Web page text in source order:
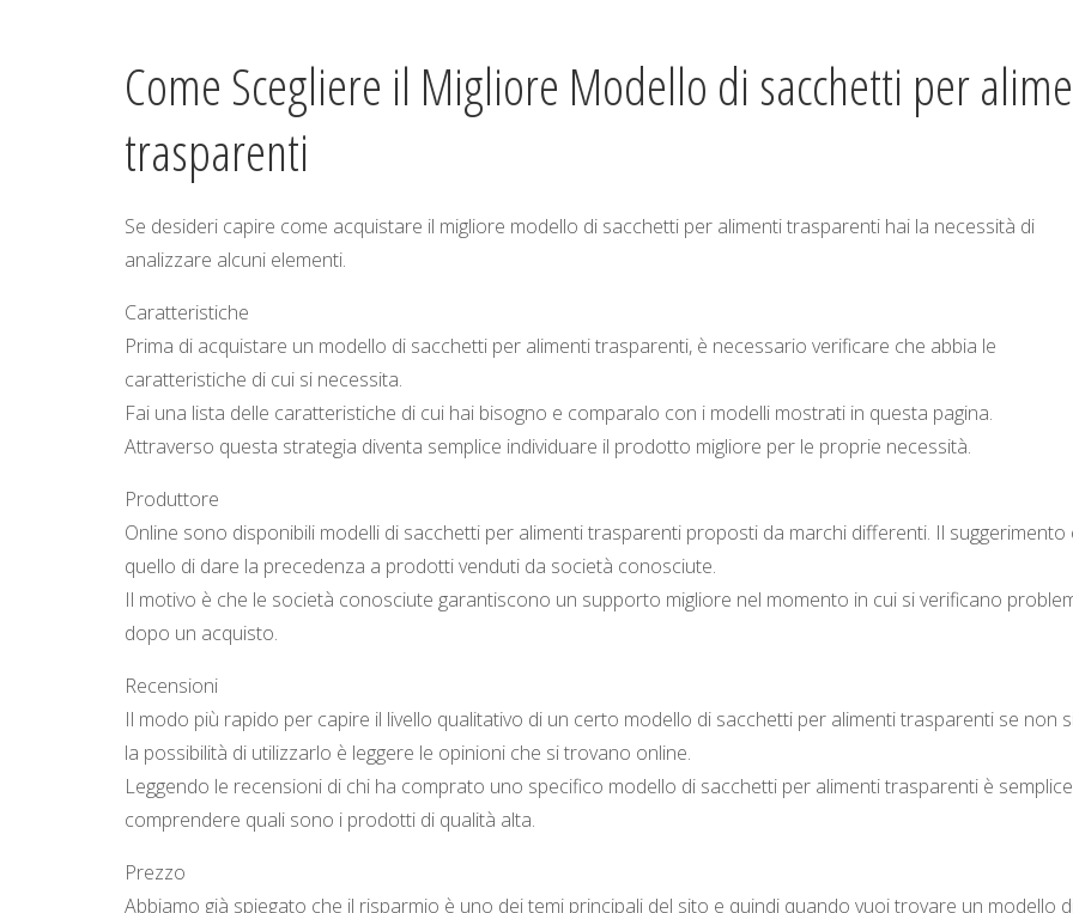
Come Scegliere il Migliore Modello di sacchetti per
trasparenti
Se desideri capire come acquistare il migliore modello di sacchetti per alimenti trasparenti hai la necessità di
analizzare alcuni elementi.
Caratteristiche
Prima di acquistare un modello di sacchetti per alimenti trasparenti, è necessario verificare che abbia le
caratteristiche di cui si necessita.
Fai una lista delle caratteristiche di cui hai bisogno e comparalo con i modelli mostrati in questa pagina.
Attraverso questa strategia diventa semplice individuare il prodotto migliore per le proprie necessità.
Produttore
Online sono disponibili modelli di sacchetti per alimenti trasparenti proposti da marchi differenti. Il suggerimento
quello di dare la precedenza a prodotti venduti da società conosciute.
Il motivo è che le società conosciute garantiscono un supporto migliore nel momento in cui si verificano
dopo un acquisto.
Recensioni
Il modo più rapido per capire il livello qualitativo di un certo modello di sacchetti per alimenti trasparenti se non
la possibilità di utilizzarlo è leggere le opinioni che si trovano online.
Leggendo le recensioni di chi ha comprato uno specifico modello di sacchetti per alimenti trasparenti è semplice
comprendere quali sono i prodotti di qualità alta.
Prezzo
Abbiamo già spiegato che il risparmio è uno dei temi principali del sito e quindi quando vuoi trovare un modello